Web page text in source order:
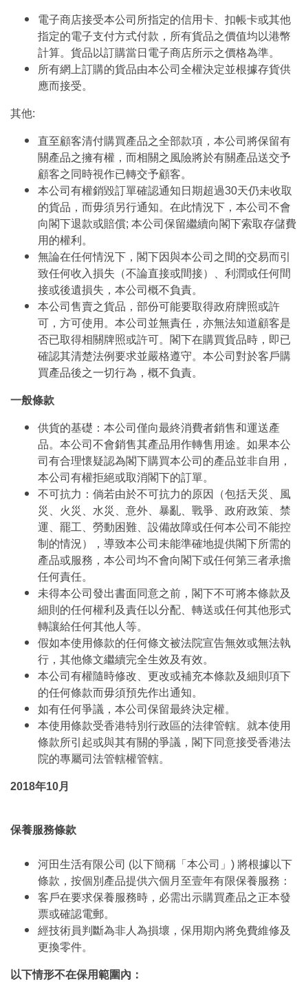
電子商店接受本公司所指定的信用卡、扣帳卡或其他
指定的電子支付方式付款，所有貨品之價值均以港幣
計算。貨品以訂購當日電子商店所示之價格為準。
所有網上訂購的貨品由本公司全權決定並根據存貨供
應而接受。
其他:
直至顧客清付購買產品之全部款項，本公司將保留有
關產品之擁有權，而相關之風險將於有關產品送交予
顧客之同時視作已轉交予顧客。
本公司有權銷毀訂單確認通知日期超過30天仍未收取
的貨品，而毋須另行通知。在此情況下，本公司不會
向閣下退款或賠償; 本公司保留繼續向閣下索取存儲費
用的權利。
無論在任何情況下，閣下因與本公司之間的交易而引
致任何收入損失（不論直接或間接）、利潤或任何間
接或後遺損失，本公司概不負責。
本公司售賣之貨品，部份可能要取得政府牌照或許
可，方可使用。本公司並無責任，亦無法知道顧客是
否已取得相關牌照或許可。閣下在購買貨品時，即已
確認其清楚法例要求並嚴格遵守。本公司對於客戶購
買產品後之一切行為，概不負責。
一般條款
供貨的基礎：本公司僅向最終消費者銷售和運送產
品。本公司不會銷售其產品用作轉售用途。如果本公
司有合理懷疑認為閣下購買本公司的產品並非自用，
本公司有權拒絕或取消閣下的訂單。
不可抗力：倘若由於不可抗力的原因（包括天災、風
災、火災、水災、意外、暴亂、戰爭、政府政策、禁
運、罷工、勞動困難、設備故障或任何本公司不能控
制的情況），導致本公司未能準確地提供閣下所需的
產品或服務，本公司均不會向閣下或任何第三者承擔
任何責任。
未得本公司發出書面同意之前，閣下不可將本條款及
細則的任何權利及責任以分配、轉送或任何其他形式
轉讓給任何其他人等。
假如本使用條款的任何條文被法院宣告無效或無法執
行，其他條文繼續完全生效及有效。
本公司有權隨時修改、更改或補充本條款及細則項下
的任何條款而毋須預先作出通知。
如有任何爭議，本公司保留最終決定權。
本使用條款受香港特別行政區的法律管轄。就本使用
條款所引起或與其有關的爭議，閣下同意接受香港法
院的專屬司法管轄權管轄。
2018年10月
保養服務條款
河田生活有限公司 (以下簡稱「本公司」) 將根據以下
條款，按個別產品提供六個月至壹年有限保養服務：
客戶在要求保養服務時，必需出示購買產品之正本發
票或確認電郵。
經技術員判斷為非人為損壞，保用期內將免費維修及
更換零件。
以下情形不在保用範圍內：